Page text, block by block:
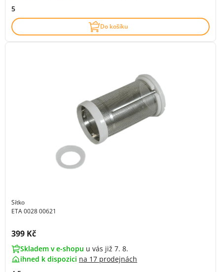
5
Do košíku
Sítko
ETA 0028 00621
Cena s DPH:
399 Kč
Skladem v e-shopu u vás již 7. 8.
ihned k dispozici na 17 prodejnách